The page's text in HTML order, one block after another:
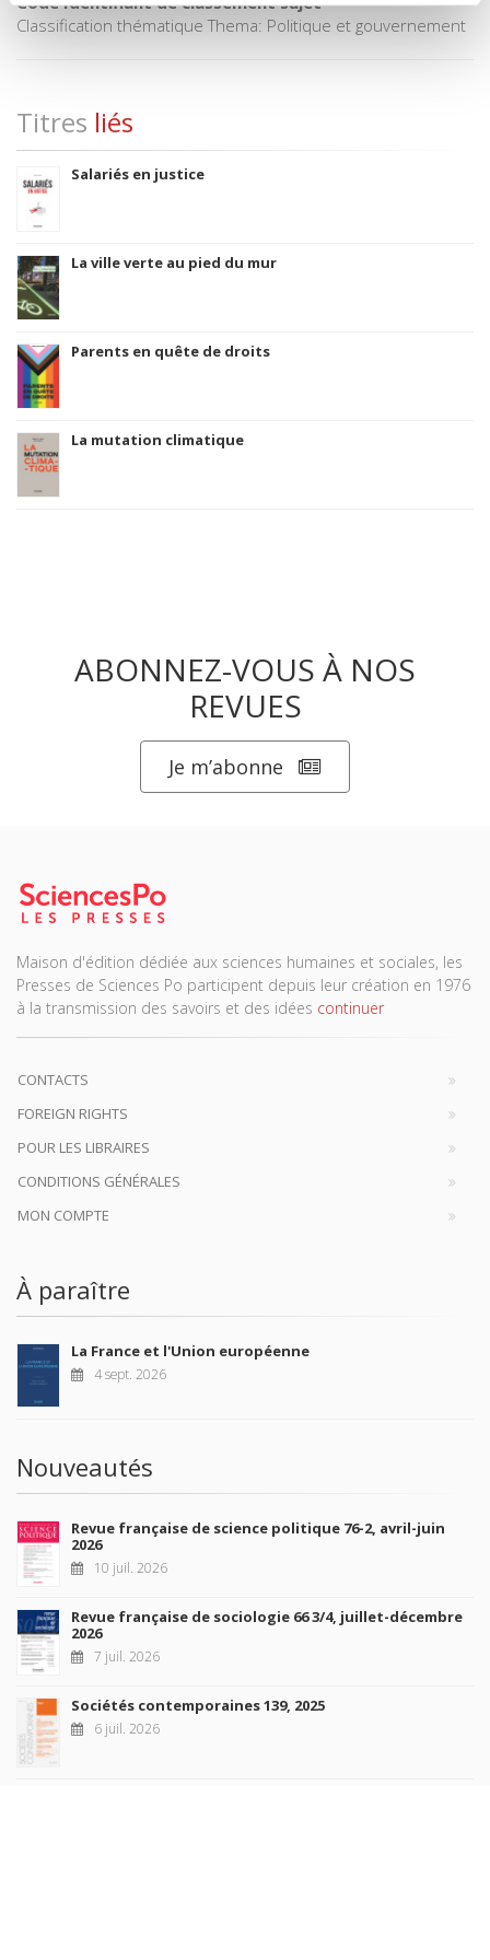
Classification thématique Thema: Politique et gouvernement
Titres liés
Salariés en justice
La ville verte au pied du mur
Parents en quête de droits
La mutation climatique
ABONNEZ-VOUS À NOS
REVUES
Je m’abonne
Maison d'édition dédiée aux sciences humaines et sociales, les
Presses de Sciences Po participent depuis leur création en 1976
à la transmission des savoirs et des idées continuer
CONTACTS
FOREIGN RIGHTS
POUR LES LIBRAIRES
CONDITIONS GÉNÉRALES
MON COMPTE
À paraître
La France et l'Union européenne
4 sept. 2026
Nouveautés
Revue française de science politique 76-2, avril-juin
2026
10 juil. 2026
Revue française de sociologie 66 3/4, juillet-décembre
2026
7 juil. 2026
Sociétés contemporaines 139, 2025
6 juil. 2026